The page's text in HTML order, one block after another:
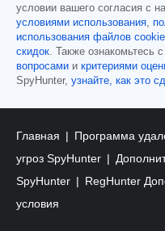
условии вашего согласия с
условиями использования,
использования файлов cookie
скидок. Также ознакомьтесь
вопросами и критериями
SpyHunter, узнайте, как это
Главная Программа
угроз SpyHunter
SpyHunter
RegHunter
условия